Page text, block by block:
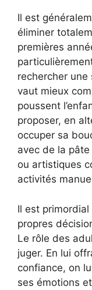
Il est
éliminer
premières
rechercher une
vaut mieux
poussent
proposer, en
occuper sa
avec de la
ou artistiques
activités
Il est primordial
propres
Le rôle des
juger. En lui
confiance, on
ses émotions